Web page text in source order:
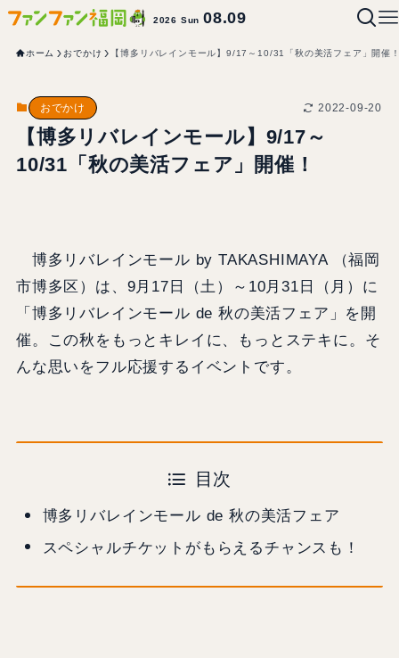
2026 Sun08.09
ホーム おでかけ 【博多リバレインモール】9/17～10/31「秋の美活フェア」開催
おでかけ 2022-09-20
【博多リバレインモール】9/17～
10/31「秋の美活フェア」開催！
博多リバレインモール by TAKASHIMAYA （福岡
市博多区）は、9月17日（土）～10月31日（月）に
「博多リバレインモール de 秋の美活フェア」を開
催。この秋をもっとキレイに、もっとステキに。そ
んな思いをフル応援するイベントです。
目次
博多リバレインモール de 秋の美活フェア
スペシャルチケットがもらえるチャンスも！